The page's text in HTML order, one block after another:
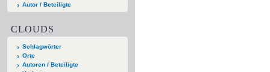
Autor / Beteiligte
CLOUDS
Schlagwörter
Orte
Autoren / Beteiligte